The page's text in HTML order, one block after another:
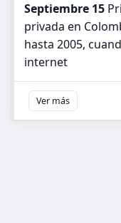
Septiembre 15
privada en
hasta 2005,
internet
Ver más